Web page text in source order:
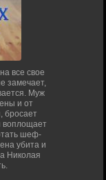
все свое
замечает,
Муж
и от
бросает
воплощает
шеф-
убита и
Николая